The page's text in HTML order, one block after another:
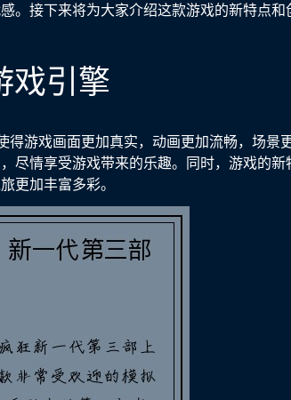
。接下来将为大家介绍这款游戏的新特点和
戏引擎
得游戏画面更加真实，动画更加流畅，场景
尽情享受游戏带来的乐趣。同时，游戏的新
更加丰富多彩。